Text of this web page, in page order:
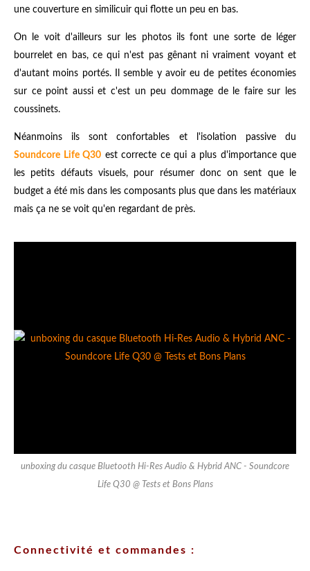
une couverture en similicuir qui flotte un peu en bas.
On le voit d'ailleurs sur les photos ils font une sorte de léger
bourrelet en bas, ce qui n'est pas gênant ni vraiment voyant et
d'autant moins portés. Il semble y avoir eu de petites économies
sur ce point aussi et c'est un peu dommage de le faire sur les
coussinets.
Néanmoins ils sont confortables et l'isolation passive du
Soundcore Life Q30 est correcte ce qui a plus d'importance que
les petits défauts visuels, pour résumer donc on sent que le
budget a été mis dans les composants plus que dans les matériaux
mais ça ne se voit qu'en regardant de près.
unboxing du casque Bluetooth Hi-Res Audio & Hybrid ANC - Soundcore
Life Q30 @ Tests et Bons Plans
Connectivité et commandes :